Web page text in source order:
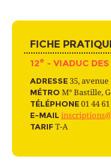
FICHE
12e - VIADUC
ADRESSE 35, avenue
MÉTRO M° Bastille,
TÉLÉPHONE 01 44
E-MAIL
TARIF T-A